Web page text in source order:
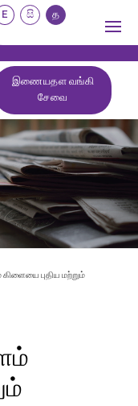
E සි த
இணையதள வங்கி
சேவை
புதிய மற்றும்